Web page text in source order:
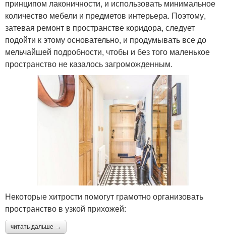
принципом лаконичности, и использовать минимальное
количество мебели и предметов интерьера. Поэтому,
затевая ремонт в пространстве коридора, следует
подойти к этому основательно, и продумывать все до
мельчайшей подробности, чтобы и без того маленькое
пространство не казалось загроможденным.
Некоторые хитрости помогут грамотно организовать
пространство в узкой прихожей:
читать дальше →